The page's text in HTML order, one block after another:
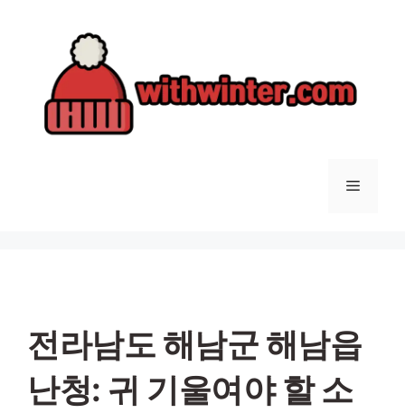
메
전라남도 해남군 해남읍
난청: 귀 기울여야 할 소